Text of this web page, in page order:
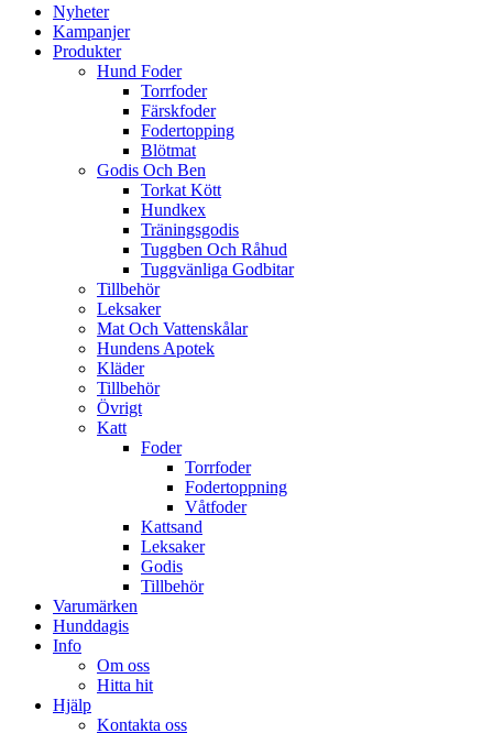
Nyheter
Kampanjer
Produkter
Hund Foder
Torrfoder
Färskfoder
Fodertopping
Blötmat
Godis Och Ben
Torkat Kött
Hundkex
Träningsgodis
Tuggben Och Råhud
Tuggvänliga Godbitar
Tillbehör
Leksaker
Mat Och Vattenskålar
Hundens Apotek
Kläder
Tillbehör
Övrigt
Katt
Foder
Torrfoder
Fodertoppning
Våtfoder
Kattsand
Leksaker
Godis
Tillbehör
Varumärken
Hunddagis
Info
Om oss
Hitta hit
Hjälp
Kontakta oss